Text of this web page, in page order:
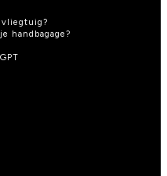
handbagage?